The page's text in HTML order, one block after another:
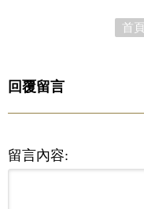
首頁
回覆留言
留言內容: